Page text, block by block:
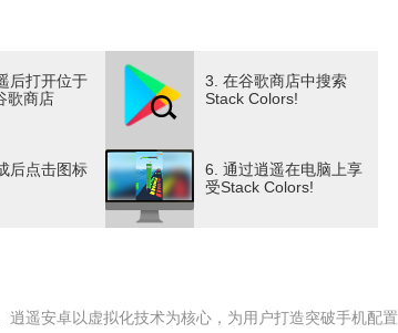
后打开位于
歌商店
3. 在谷歌商店中搜索
Stack Colors!
后点击图标
6. 通过逍遥在电脑上享
受Stack Colors!
遥安卓以虚拟化技术为核心，为用户打造突破手机配置